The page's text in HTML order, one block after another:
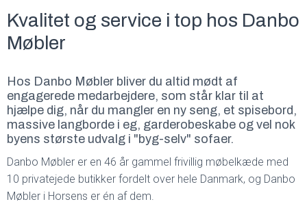
Kvalitet og service i top hos Danbo
Møbler
Hos Danbo Møbler bliver du altid mødt af
engagerede medarbejdere, som står klar til at
hjælpe dig, når du mangler en ny seng, et spisebord,
massive langborde i eg, garderobeskabe og vel nok
byens største udvalg i "byg-selv" sofaer.
Danbo Møbler er en 46 år gammel frivillig møbelkæde med
10 privatejede butikker fordelt over hele Danmark, og Danbo
Møbler i Horsens er én af dem.